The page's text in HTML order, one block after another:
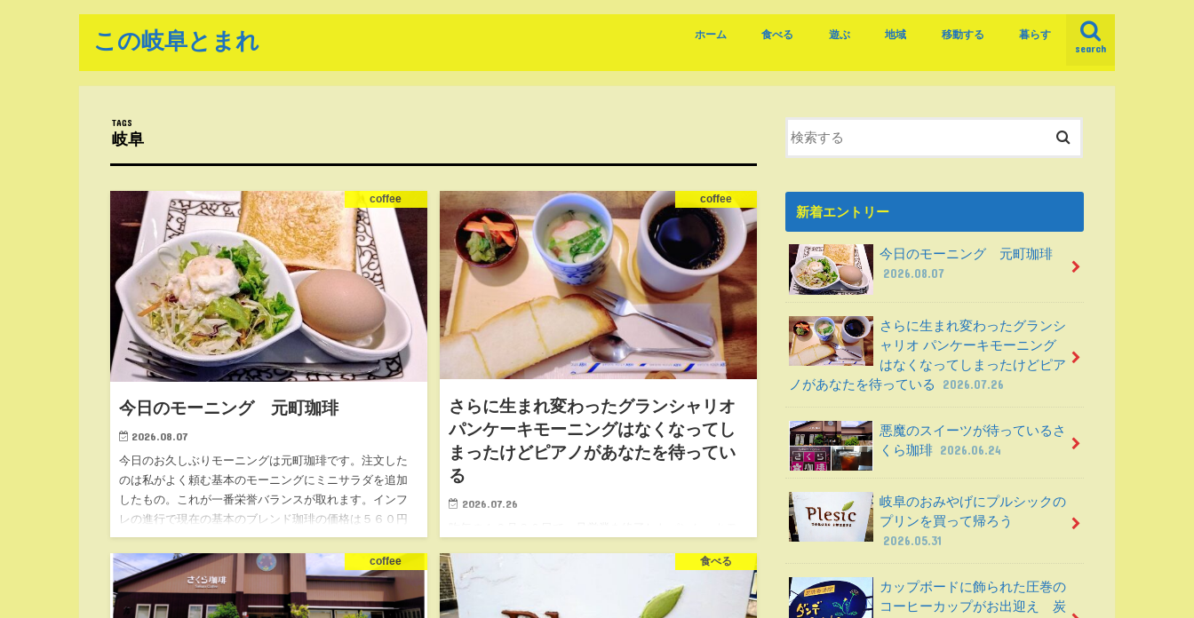
この岐阜とまれ search
ホーム
coffee
食べる
おすすめ
岐阜の食べ物
遊ぶ
観光する
地域
駅
駅周辺
岐阜市 車社会
移動する
岐阜の道
バス
レンタサイクル
暮らす
学ぶ
ごみ
選挙
岐阜
coffee
今日のモーニング 元町珈琲
2026.08.07
今日のお久しぶりモーニングは元町珈琲です。注文した
のは私がよく頼む基本のモーニングにミニサラダを追加
したもの。これが一番栄誉バランスが取れます。インフ
レの進行で現在の基本のブレンド珈琲の価格は５６０円
です。価格はインフレ…
coffee
さらに生まれ変わったグランシャリオ
パンケーキモーニングはなくなってし
まったけどピアノがあなたを待ってい
る
2026.07.26
再開したのですが、そこからさらに生まれ変わりまし
た。残念ながら大人気だったパンケーキモーニングはな
くなってしまったのです…
coffee 食べる
新着エントリー
今日のモーニング 元町珈琲
2026.08.07
さらに生まれ変わったグランシ
ャリオ パンケーキモーニング
はなくなってしまったけどピア
ノがあなたを待っている
2026.07.26
悪魔のスイーツが待っているさ
くら珈琲 2026.06.24
岐阜のおみやげにプルシックの
プリンを買って帰ろう
2026.05.31
カップボードに飾られた圧巻の
コーヒーカップがお出迎え 炭